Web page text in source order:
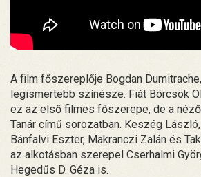
A film főszereplője Bogdan
legismertebb színésze. Fiát Börcsök
ez az első filmes főszerepe, de a
Tanár című sorozatban. Keszég
Bánfalvi Eszter, Makranczi Zalán és
az alkotásban szerepel Cserhalmi
Hegedűs D. Géza is.